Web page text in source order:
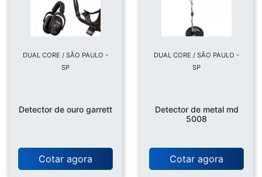
DUAL CORE / SÃO PAULO -
SP
Detector de ouro garrett
Cotar agora
DUAL CORE / SÃO PAULO -
SP
Detector de metal md
5008
Cotar agora